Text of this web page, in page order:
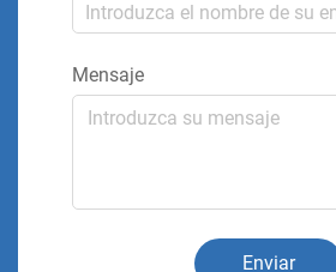
Mensaje
Enviar